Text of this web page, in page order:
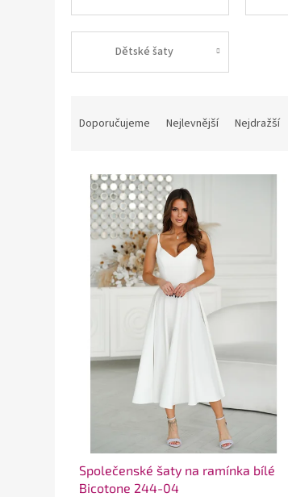
Dětské šaty
Doporučujeme Nejlevnější Nejdražší
Společenské šaty na ramínka bílé
Bicotone 244-04